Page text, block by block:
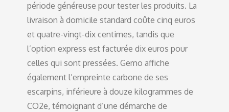
période généreuse pour tester les produits. La
livraison à domicile standard coûte cinq euros
et quatre-vingt-dix centimes, tandis que
l’option express est facturée dix euros pour
celles qui sont pressées. Gemo affiche
également l’empreinte carbone de ses
escarpins, inférieure à douze kilogrammes de
CO2e, témoignant d’une démarche de